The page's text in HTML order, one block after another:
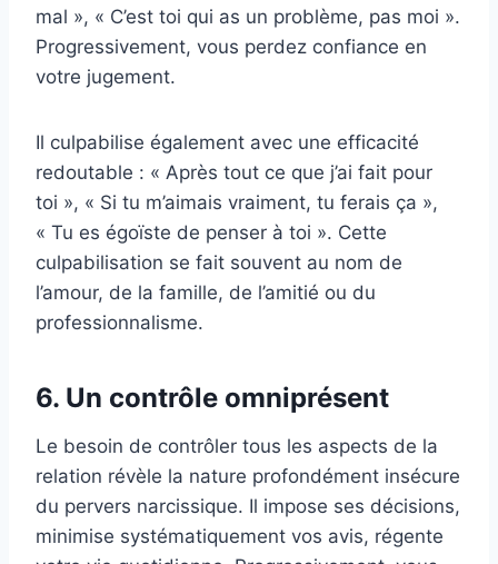
mal », « C’est toi qui as un problème, pas moi ».
Progressivement, vous perdez confiance en
votre jugement.
Il culpabilise également avec une efficacité
redoutable : « Après tout ce que j’ai fait pour
toi », « Si tu m’aimais vraiment, tu ferais ça »,
« Tu es égoïste de penser à toi ». Cette
culpabilisation se fait souvent au nom de
l’amour, de la famille, de l’amitié ou du
professionnalisme.
6. Un contrôle omniprésent
Le besoin de contrôler tous les aspects de la
relation révèle la nature profondément insécure
du pervers narcissique. Il impose ses décisions,
minimise systématiquement vos avis, régente